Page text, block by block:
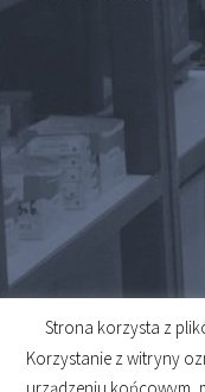
© 2026
Created byMidero
Strona korzysta z
Korzystanie z witryny